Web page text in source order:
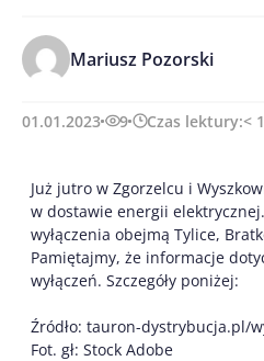
Mariusz Pozorski
01.01.2023 9 Czas lektury:< 1
Już jutro w Zgorzelcu i
w dostawie energii
wyłączenia obejmą Tylice,
Pamiętajmy, że informacje
wyłączeń. Szczegóły poniżej:
Źródło: tauron-dystrybucja.pl/
Fot. gł: Stock Adobe